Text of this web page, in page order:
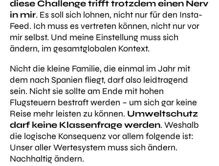
diese Challenge trifft trotzdem einen Nerv
in mir. Es soll sich lohnen, nicht nur für den Insta-
Feed. Ich muss es vertreten können, nicht nur vor
mir selbst. Und meine Einstellung muss sich
ändern, im gesamtglobalen Kontext.
Nicht die kleine Familie, die einmal im Jahr mit
dem nach Spanien fliegt, darf also leidtragend
sein. Nicht sie sollte am Ende mit hohen
Flugsteuern bestraft werden – um sich gar keine
Reise mehr leisten zu können. Umweltschutz
darf keine Klassenfrage werden. Weshalb
die logische Konsequenz vor allem folgende ist:
Unser aller Wertesystem muss sich ändern.
Nachhaltig ändern.